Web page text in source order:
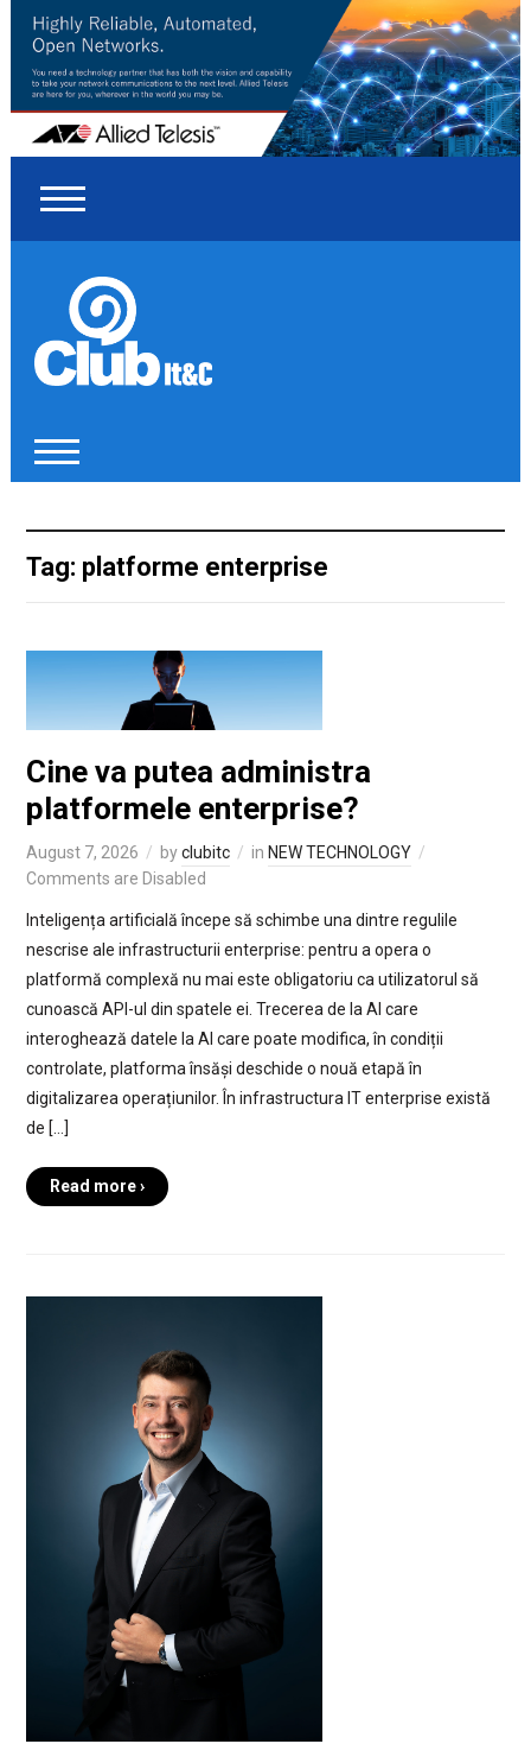
Tag: platforme enterprise
Cine va putea administra
platformele enterprise?
August 7, 2026 byclubitc in NEW TECHNOLOGY
Comments are Disabled
Inteligența artificială începe să schimbe una dintre regulile
nescrise ale infrastructurii enterprise: pentru a opera o
platformă complexă nu mai este obligatoriu ca utilizatorul să
cunoască API-ul din spatele ei. Trecerea de la AI care
interoghează datele la AI care poate modifica, în condiții
controlate, platforma însăși deschide o nouă etapă în
digitalizarea operațiunilor. În infrastructura IT enterprise există
de […]
Read more ›